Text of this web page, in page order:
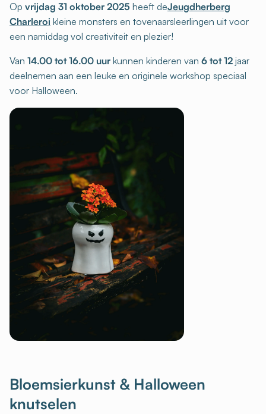
Op vrijdag 31 oktober 2025 heeft deJeugdherberg
Charleroi kleine monsters en tovenaarsleerlingen uit voor
een namiddag vol creativiteit en plezier!
Van 14.00 tot 16.00 uur kunnen kinderen van 6 tot 12 jaar
deelnemen aan een leuke en originele workshop speciaal
voor Halloween.
Bloemsierkunst & Halloween
knutselen